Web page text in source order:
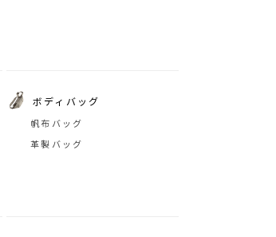
ボディバッグ
帆布バッグ
革製バッグ